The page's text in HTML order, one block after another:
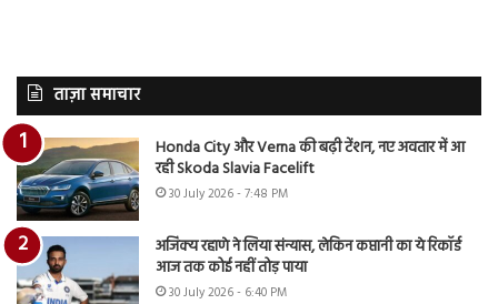
ताज़ा समाचार
Honda City और Verna की बढ़ी टेंशन, नए अवतार में आ
रही Skoda Slavia Facelift
30 July 2026 - 7:48 PM
अजिंक्य रहाणे ने लिया संन्यास, लेकिन कप्तानी का ये रिकॉर्ड
आज तक कोई नहीं तोड़ पाया
30 July 2026 - 6:40 PM